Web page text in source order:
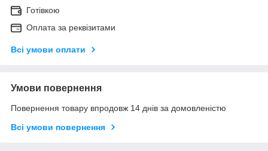
Готівкою
Оплата за реквізитами
Всі умови оплати
Умови повернення
Повернення товару впродовж 14 днів за домовленістю
Всі умови повернення